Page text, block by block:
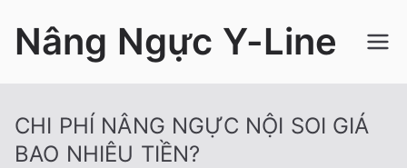
Nâng Ngực Y-Line
CHI PHÍ NÂNG NGỰC NỘI SOI GIÁ
BAO NHIÊU TIỀN?